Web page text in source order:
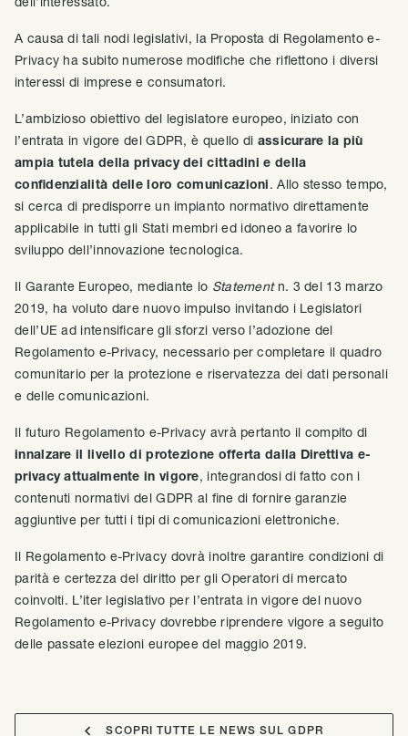
A causa di tali nodi legislativi, la Proposta di Regolamento e-
Privacy ha subito numerose modifiche che riflettono i diversi
interessi di imprese e consumatori.
L’ambizioso obiettivo del legislatore europeo, iniziato con
l’entrata in vigore del GDPR, è quello di assicurare la più
ampia tutela della privacy dei cittadini e della
confidenzialità delle loro comunicazioni. Allo stesso tempo,
si cerca di predisporre un impianto normativo direttamente
applicabile in tutti gli Stati membri ed idoneo a favorire lo
sviluppo dell’innovazione tecnologica.
Il Garante Europeo, mediante lo Statementn. 3 del 13 marzo
2019, ha voluto dare nuovo impulso invitando i Legislatori
dell’UE ad intensificare gli sforzi verso l’adozione del
Regolamento e-Privacy, necessario per completare il quadro
comunitario per la protezione e riservatezza dei dati personali
e delle comunicazioni.
Il futuro Regolamento e-Privacy avrà pertanto il compito di
innalzare il livello di protezione offerta dalla Direttiva e-
privacy attualmente in vigore, integrandosi di fatto con i
contenuti normativi del GDPR al fine di fornire garanzie
aggiuntive per tutti i tipi di comunicazioni elettroniche.
Il Regolamento e-Privacy dovrà inoltre garantire condizioni di
parità e certezza del diritto per gli Operatori di mercato
coinvolti. L’iter legislativo per l’entrata in vigore del nuovo
Regolamento e-Privacy dovrebbe riprendere vigore a seguito
delle passate elezioni europee del maggio 2019.
 SCOPRI TUTTE LE NEWS SUL GDPR